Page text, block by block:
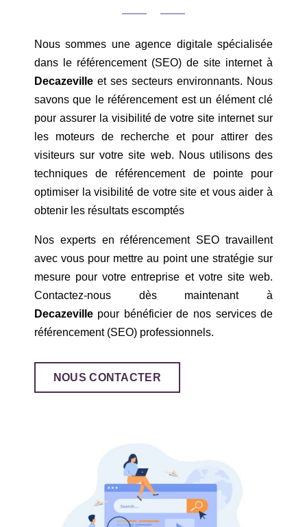
Nous sommes une agence digitale spécialisée
dans le référencement (SEO) de site internet à
Decazevilleet ses secteurs environnants. Nous
savons que le référencement est un élément clé
pour assurer la visibilité de votre site internet sur
les moteurs de recherche et pour attirer des
visiteurs sur votre site web. Nous utilisons des
techniques de référencement de pointe pour
optimiser la visibilité de votre site et vous aider à
obtenir les résultats escomptés
Nos experts en référencement SEO travaillent
avec vous pour mettre au point une stratégie sur
mesure pour votre entreprise et votre site web.
Contactez-nous dès maintenant à
Decazevillepour bénéficier de nos services de
référencement (SEO) professionnels.
NOUS CONTACTER